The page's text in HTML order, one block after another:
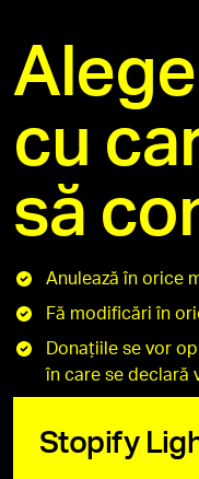
cu
să
Anulează în orice
Fă modificări în
Donațiile se vor
în care se declară
Stopify